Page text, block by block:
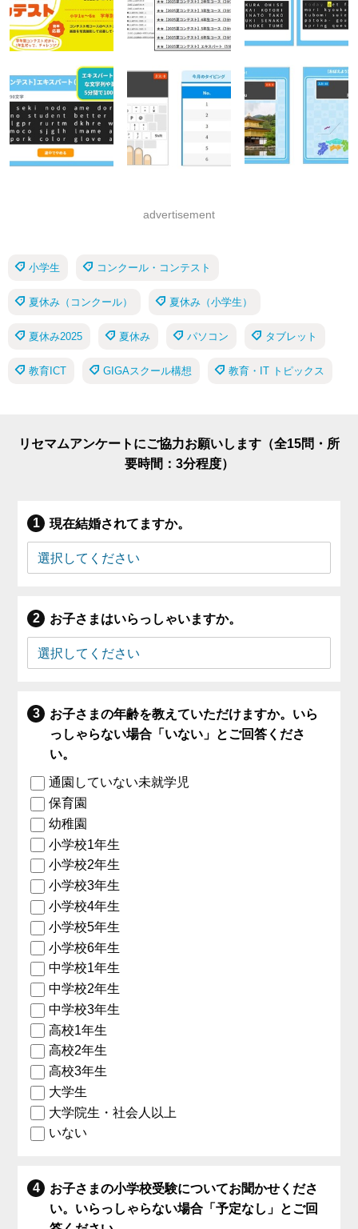
advertisement
小学生 コンクール・コンテスト
夏休み（コンクール） 夏休み（小学生）
夏休み2025 夏休み パソコン タブレット
教育ICT GIGAスクール構想 教育・IT トピックス
リセマムアンケートにご協力お願いします（全15問・所
要時間：3分程度）
現在結婚されてますか。
お子さまはいらっしゃいますか。
お子さまの年齢を教えていただけますか。いら
っしゃらない場合「いない」とご回答くださ
い。
通園していない未就学児
保育園
幼稚園
小学校1年生
小学校2年生
小学校3年生
小学校4年生
小学校5年生
小学校6年生
中学校1年生
中学校2年生
中学校3年生
高校1年生
高校2年生
高校3年生
大学生
大学院生・社会人以上
いない
お子さまの小学校受験についてお聞かせくださ
い。いらっしゃらない場合「予定なし」とご回